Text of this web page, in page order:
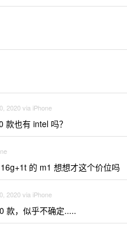
2020 via iPhone
款也有 intel 吗？
的 m1 想想才这个价位吗
2020 via iPhone
款，似乎不确定.....